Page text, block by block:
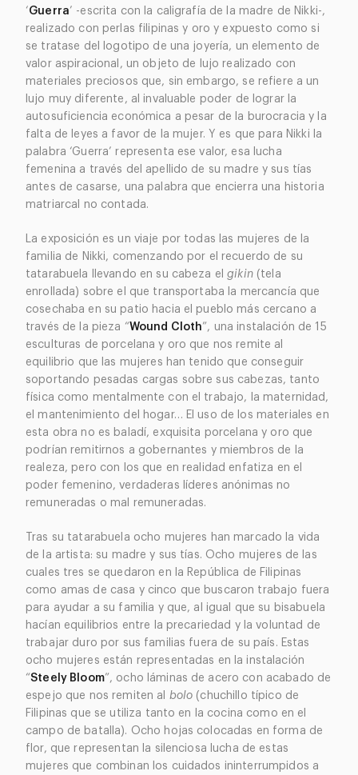
‘ Guerra’ -escrita con la caligrafía de la madre de Nikki-,
realizado con perlas filipinas y oro y expuesto como si
se tratase del logotipo de una joyería, un elemento de
valor aspiracional, un objeto de lujo realizado con
materiales preciosos que, sin embargo, se refiere a un
lujo muy diferente, al invaluable poder de lograr la
autosuficiencia económica a pesar de la burocracia y la
falta de leyes a favor de la mujer. Y es que para Nikki la
palabra ‘Guerra’ representa ese valor, esa lucha
femenina a través del apellido de su madre y sus tías
antes de casarse, una palabra que encierra una historia
matriarcal no contada.
La exposición es un viaje por todas las mujeres de la
familia de Nikki, comenzando por el recuerdo de su
tatarabuela llevando en su cabeza el gikin (tela
enrollada) sobre el que transportaba la mercancía que
cosechaba en su patio hacia el pueblo más cercano a
través de la pieza “Wound Cloth”, una instalación de 15
esculturas de porcelana y oro que nos remite al
equilibrio que las mujeres han tenido que conseguir
soportando pesadas cargas sobre sus cabezas, tanto
física como mentalmente con el trabajo, la maternidad,
el mantenimiento del hogar… El uso de los materiales en
esta obra no es baladí, exquisita porcelana y oro que
podrían remitirnos a gobernantes y miembros de la
realeza, pero con los que en realidad enfatiza en el
poder femenino, verdaderas líderes anónimas no
remuneradas o mal remuneradas.
Tras su tatarabuela ocho mujeres han marcado la vida
de la artista: su madre y sus tías. Ocho mujeres de las
cuales tres se quedaron en la República de Filipinas
como amas de casa y cinco que buscaron trabajo fuera
para ayudar a su familia y que, al igual que su bisabuela
hacían equilibrios entre la precariedad y la voluntad de
trabajar duro por sus familias fuera de su país. Estas
ocho mujeres están representadas en la instalación
“Steely Bloom”, ocho láminas de acero con acabado de
espejo que nos remiten al
bolo (chuchillo típico de
Filipinas que se utiliza tanto en la cocina como en el
campo de batalla). Ocho hojas colocadas en forma de
flor, que representan la silenciosa lucha de estas
mujeres que combinan los cuidados ininterrumpidos a